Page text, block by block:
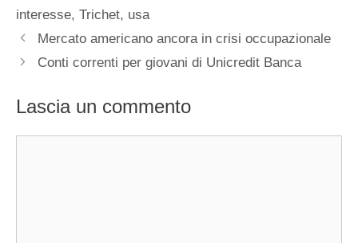
interesse, Trichet, usa
Mercato americano ancora in crisi occupazionale
Conti correnti per giovani di Unicredit Banca
Lascia un commento